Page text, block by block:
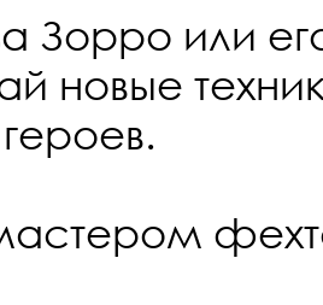
Зорро или
новые